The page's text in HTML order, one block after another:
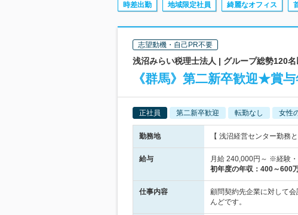
時差出勤 地域限定社員 綺麗なオフィス
志望動機・自己PR不要
浅沼みらい税理士法人 | グループ総勢120
《群馬》第二新卒歓迎★賞
正社員 第二新卒歓迎 転勤なし 女性
勤務地 【 浅沼経営センター勤務
給与
月給 240,000円～ ※経験
初年度の年収： 400～600
仕事内容
顧問契約先企業に対して
んどです。